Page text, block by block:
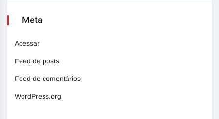
Meta
Acessar
Feed de posts
Feed de comentários
WordPress.org